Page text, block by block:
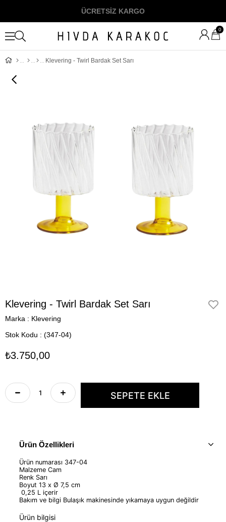
ÜCRETSİZ KARGO
0
Klevering - Twirl Bardak Set Sarı
Klevering - Twirl Bardak Set Sarı
Marka : Klevering
Stok Kodu
(347-04)
₺3.750,00
Ürün Özellikleri
Ürün numarası 347-04
Malzeme Cam
Renk Sarı
Boyut 13 x Ø 7,5 cm
0,25 L içerir
Bakım ve bilgi Bulaşık makinesinde yıkamaya uygun değildir
Ürün bilgisi